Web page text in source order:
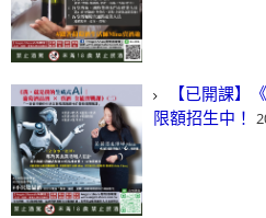
【已開課】
限額招生中！